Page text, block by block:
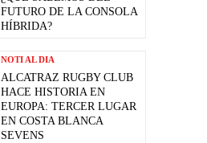
FUTURO DE LA CONSOLA
HÍBRIDA?
NOTI AL DIA
ALCATRAZ RUGBY CLUB
HACE HISTORIA EN
EUROPA: TERCER LUGAR
EN COSTA BLANCA
SEVENS